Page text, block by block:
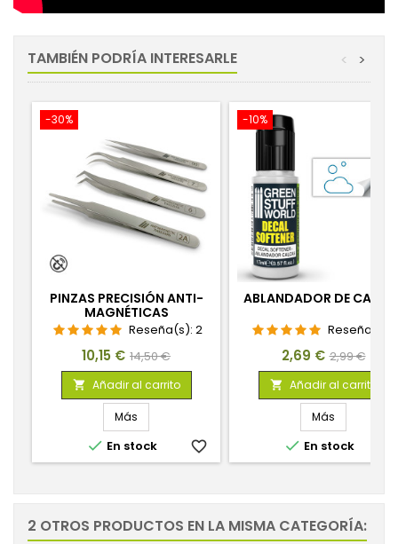
TAMBIÉN PODRÍA INTERESARLE >
<
-30%
PINZAS PRECISIÓN ANTI-
MAGNÉTICAS
Reseña(s): 2
Precio
10,15 € Precio
base
14,50 €
 Añadir al carrito
Más
 En stock favorite_border
-10%
ABLANDADOR DE
Reseña(s):
Precio
2,69 € Precio
base
2,99 €
 Añadir al carrito
Más
 En stock
2 OTROS PRODUCTOS EN LA MISMA CATEGORÍA: